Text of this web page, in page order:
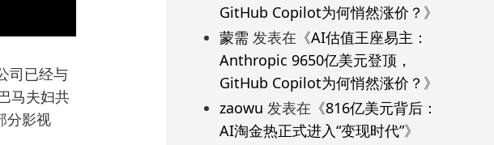
司已经与
马夫妇共
分影视
GitHub Copilot为何悄然涨价？ 》
蒙需发表在《AI估值王座易主：
Anthropic 9650亿美元登顶，
GitHub Copilot为何悄然涨价？ 》
zaowu 发表在《816亿美元背后：
AI淘金热正式进入“变现时代”》